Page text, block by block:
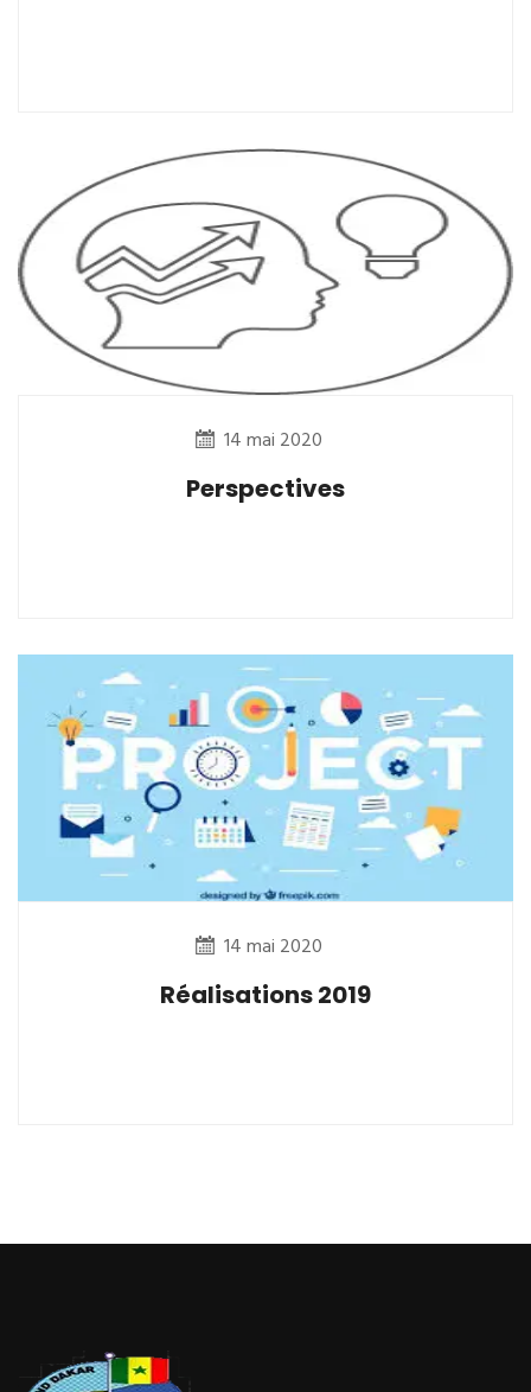
14 mai 2020
Perspectives
14 mai 2020
Réalisations 2019